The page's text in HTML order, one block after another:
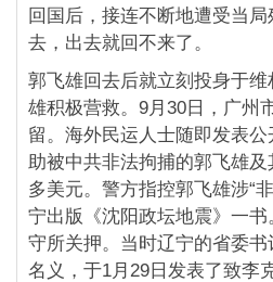
回国后，接连不断地遭受当
去，出去就回不来了。
郭飞雄回去后就立刻投身于
雄积极营救。9月30日，广州
留。海外民运人士随即发表
助被中共非法拘捕的郭飞雄
多美元。警方指控郭飞雄涉“
宁出版《沈阳政坛地震》一
守所关押。当时辽宁的省委
名义，于1月29日发表了致李